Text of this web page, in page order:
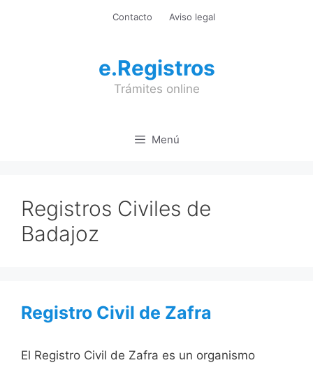
Contacto Aviso legal
e.Registros
Trámites online
Menú
Registros Civiles de
Badajoz
Registro Civil de Zafra
El Registro Civil de Zafra es un organismo